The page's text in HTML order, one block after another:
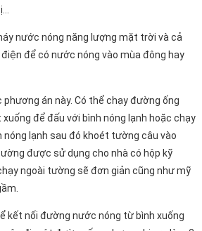
nước nóng năng lượng mặt trời và cả
để có nước nóng vào mùa đông hay
án này. Có thể chạy đường ống
để đấu với bình nóng lạnh hoặc chạy
lạnh sau đó khoét tường câu vào
được sử dụng cho nhà có hộp kỹ
ngoài tường sẽ đơn giản cũng như mỹ
kết nối đường nước nóng từ bình xuống